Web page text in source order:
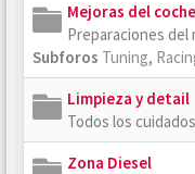
Mejoras del coche
Preparaciones del
Subforos Tuning,
Limpieza y detail
Todos los
Zona Diesel